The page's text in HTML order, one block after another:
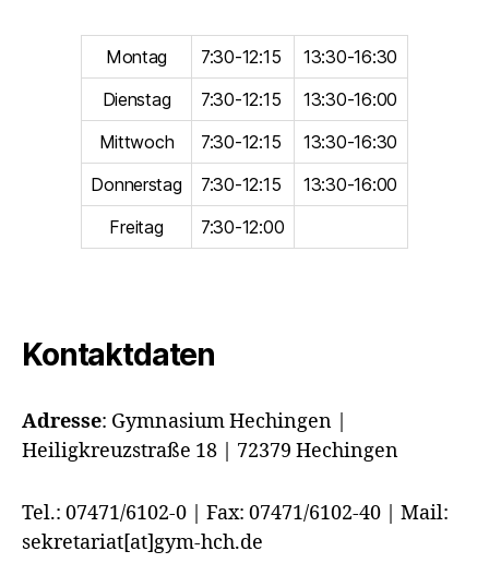
Montag 7:30-12:15
13:30-16:30
Dienstag
7:30-12:15
13:30-16:00
Mittwoch
7:30-12:15
13:30-16:30
Donnerstag
7:30-12:15
13:30-16:00
Freitag
7:30-12:00
Kontaktdaten
Adresse: Gymnasium Hechingen |
Heiligkreuzstraße 18 | 72379 Hechingen
Tel.: 07471/6102-0 | Fax: 07471/6102-40 | Mail:
sekretariat[at]gym-hch.de